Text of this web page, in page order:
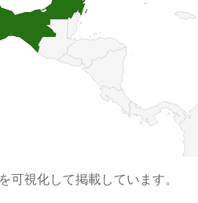
可視化して掲載しています。